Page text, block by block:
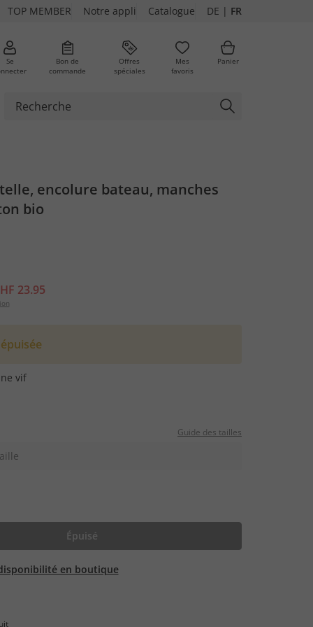
TOP MEMBER Notre appli Catalogue DE | FR
Se
Bon de
commande
Offres
spéciales
Mes
favoris
Panier
encolure bateau, manches
bio
23.95
vif
Guide des tailles
Épuisé
en boutique